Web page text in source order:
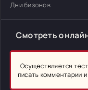
Дни бизонов
Смотреть
Осуществляется
писать комментарии